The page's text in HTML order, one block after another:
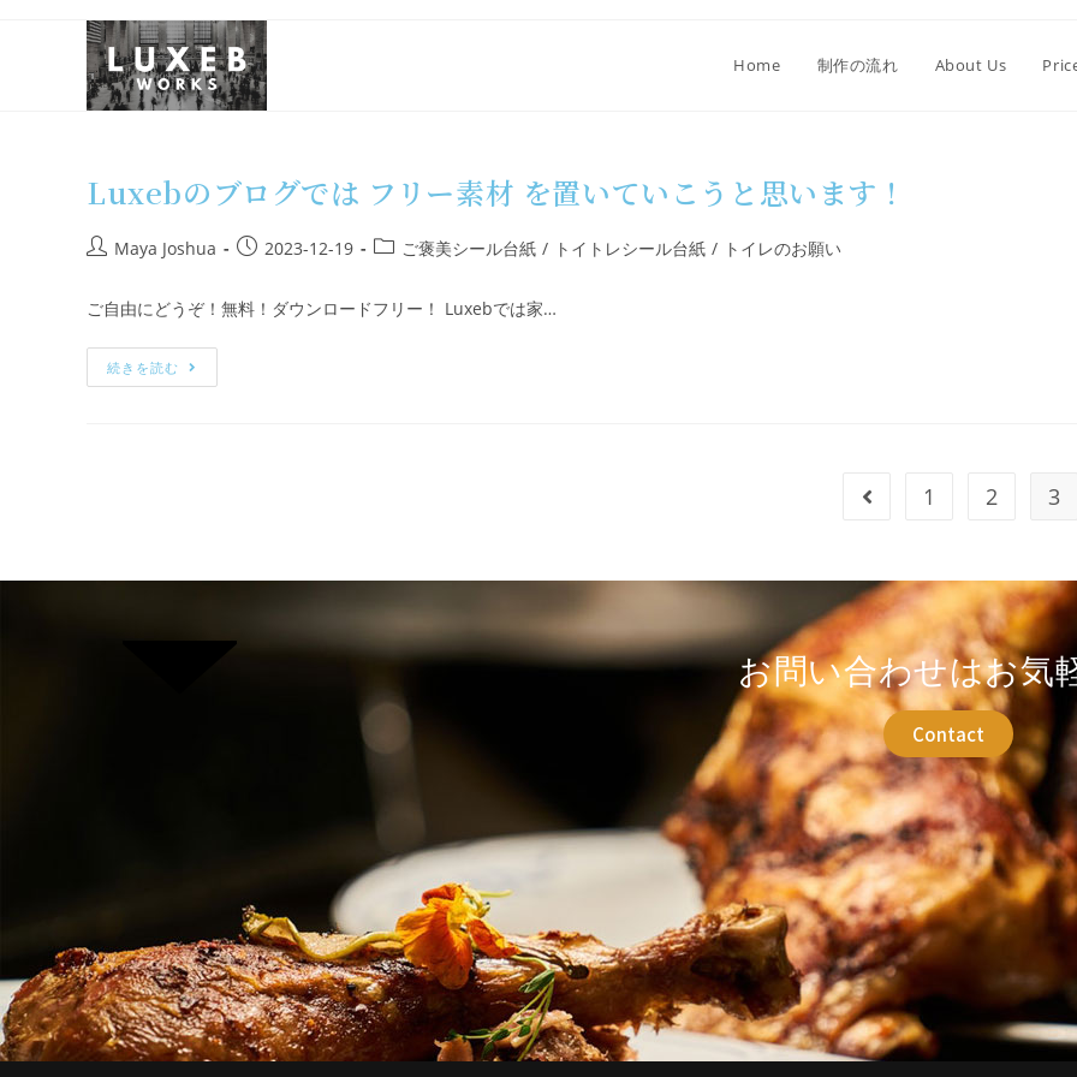
Home 制作の流れ About Us
Luxebのブログでは フリー素材 を置いていこうと思います！
Maya Joshua 2023-12-19 ご褒美シール台紙 / トイトレシール台紙 / トイレのお願い
ご自由にどうぞ！無料！ダウンロードフリー！ Luxebでは家…
続きを読む
1 2 3
お問い合わせはお気
Contact